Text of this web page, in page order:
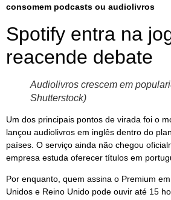
consomem podcasts ou audiolivros
Spotify entra na
reacende debate
Audiolivros crescem em
Shutterstock)
Um dos principais pontos de virada foi o
lançou audiolivros em inglês dentro do
países. O serviço ainda não chegou
empresa estuda oferecer títulos em
Por enquanto, quem assina o Premium
Unidos e Reino Unido pode ouvir até 15